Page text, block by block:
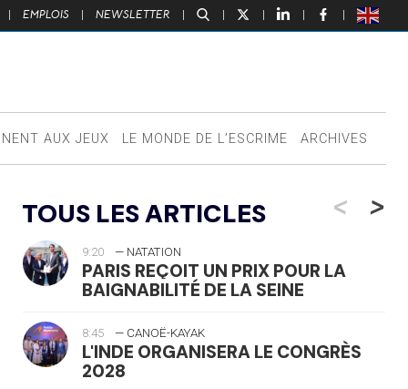
| EMPLOIS | NEWSLETTER | | | | |
AUX JEUX LE MONDE DE L’ESCRIME ARCHIVES
TOUS LES ARTICLES <
9:20 — NATATION
PARIS REÇOIT UN PRIX POUR LA
BAIGNABILITÉ DE LA SEINE
8:45 — CANOË-KAYAK
L'INDE ORGANISERA LE CONGRÈS
2028
>